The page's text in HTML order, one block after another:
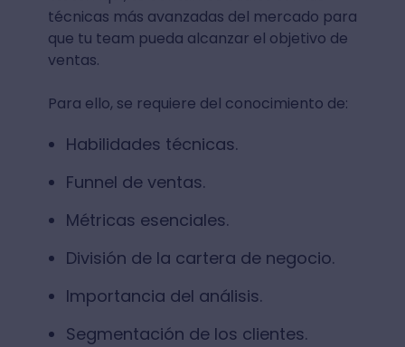
técnicas más avanzadas del mercado para
que tu team pueda alcanzar el objetivo de
ventas.
Para ello, se requiere del conocimiento de:
Habilidades técnicas.
Funnel de ventas.
Métricas esenciales.
División de la cartera de negocio.
Importancia del análisis.
Segmentación de los clientes.